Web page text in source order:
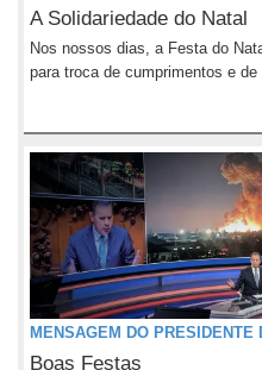
A Solidariedade do Natal
Nos nossos dias, a Festa do
para troca de cumprimentos e
MENSAGEM DO PRESIDENTE
Boas Festas